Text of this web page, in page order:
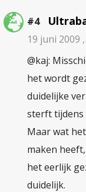
#4
19 juni 2009
@kaj:
het wordt
duidelijke
sterft tijdens
Maar wat
maken
het eerlijk
duidelijk.